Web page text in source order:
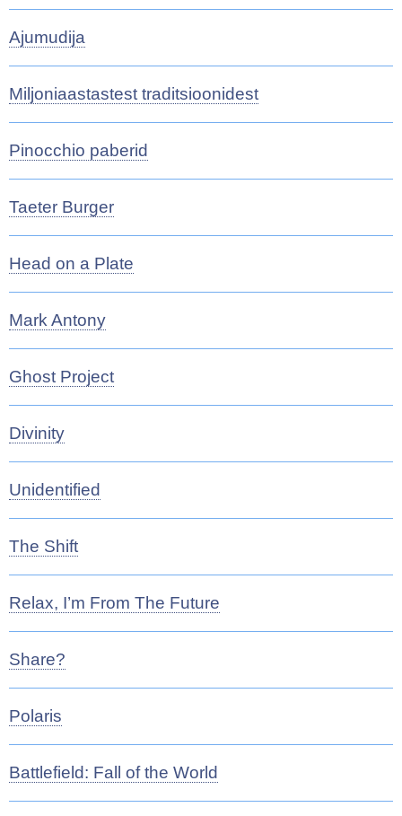
Ajumudija
Miljoniaastastest traditsioonidest
Pinocchio paberid
Taeter Burger
Head on a Plate
Mark Antony
Ghost Project
Divinity
Unidentified
The Shift
Relax, I’m From The Future
Share?
Polaris
Battlefield: Fall of the World